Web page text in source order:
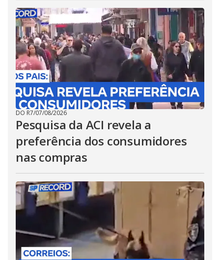
DO R7/07/08/2026
Pesquisa da ACI revela a
preferência dos consumidores
nas compras